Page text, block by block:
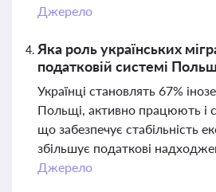
Джерело
Яка роль українських
податковій системі
Українці становлять 67%
Польщі, активно працюють і
що забезпечує стабільність
збільшує податкові
Джерело